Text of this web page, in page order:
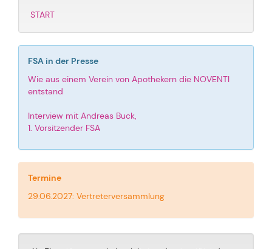
START
FSA in der Presse
Wie aus einem Verein von Apothekern die NOVENTI
entstand
Interview mit Andreas Buck,
1. Vorsitzender FSA
Termine
29.06.2027: Vertreterversammlung